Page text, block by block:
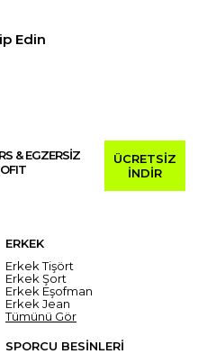
Edin
& EGZERSİZ
ÜCRETSİZ
İNDİR
ERKEK
Erkek Tişört
Erkek Şort
Erkek Eşofman
Erkek Jean
Tümünü Gör
SPORCU BESİNLERİ